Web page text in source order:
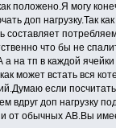
положено.Я могу
доп нагрузку.Так
что бы не
на тп в каждой
может встать вся
если
вдруг доп нагрузку
от обычных АВ.Вы